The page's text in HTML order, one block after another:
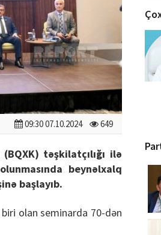
09:30 07.10.2024 649
təşkilatçılığı ilə
beynəlxalq
başlayıb.
olan seminarda 70-dən